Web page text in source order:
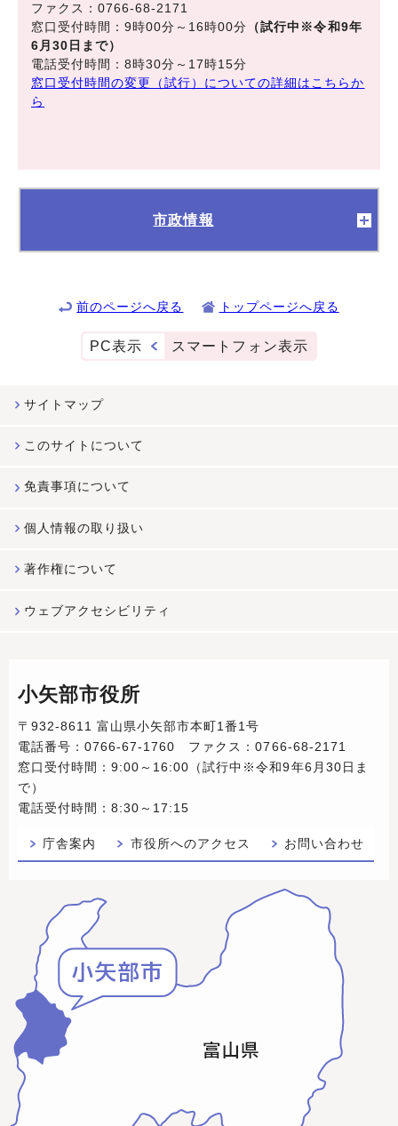
ファクス：0766-68-2171
窓口受付時間：9時00分～16時00分 （試行中※令和9年
6月30日まで）
電話受付時間：8時30分～17時15分
窓口受付時間の変更（試行）についての詳細はこちらか
ら
市政情報
前のページへ戻る トップページへ戻る
PC表示 スマートフォン表示
サイトマップ
このサイトについて
免責事項について
個人情報の取り扱い
著作権について
ウェブアクセシビリティ
小矢部市役所
〒932-8611 富山県小矢部市本町1番1号
電話番号：0766-67-1760 ファクス：0766-68-2171
窓口受付時間：9:00～16:00（試行中※令和9年6月30日ま
で）
電話受付時間：8:30～17:15
庁舎案内 市役所へのアクセス お問い合わせ